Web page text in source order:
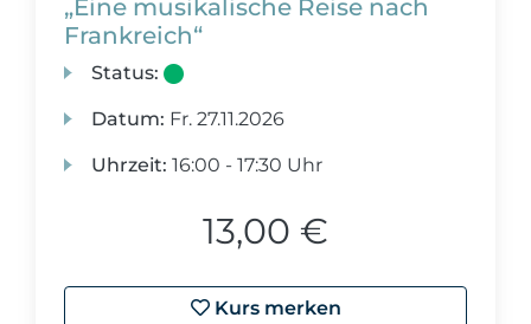
„Eine musikalische Reise nach
Frankreich“
Status:
Datum: Fr. 27.11.2026
Uhrzeit: 16:00 - 17:30 Uhr
13,00 €
Kurs merken